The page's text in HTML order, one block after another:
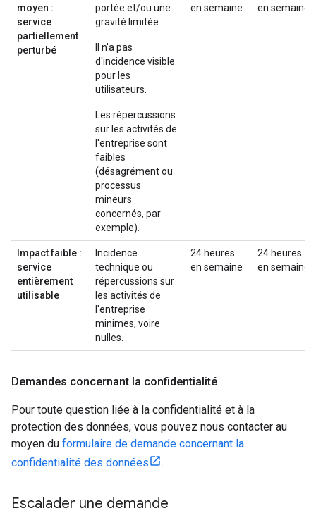
moyen :
service
partiellement
perturbé
portée et/ou une
gravité limitée.
Il n'a pas
d'incidence visible
pour les
utilisateurs.
Les répercussions
sur les activités de
l'entreprise sont
faibles
(désagrément ou
processus
mineurs
concernés, par
exemple).
en semaine
en semaine
Impact faible :
service
entièrement
utilisable
Incidence
technique ou
répercussions sur
les activités de
l'entreprise
minimes, voire
nulles.
24 heures
en semaine
24 heures
en semaine
Demandes concernant la confidentialité
Pour toute question liée à la confidentialité et à la
protection des données, vous pouvez nous contacter au
moyen du formulaire de demande concernant la
confidentialité des données
.
Escalader une demande